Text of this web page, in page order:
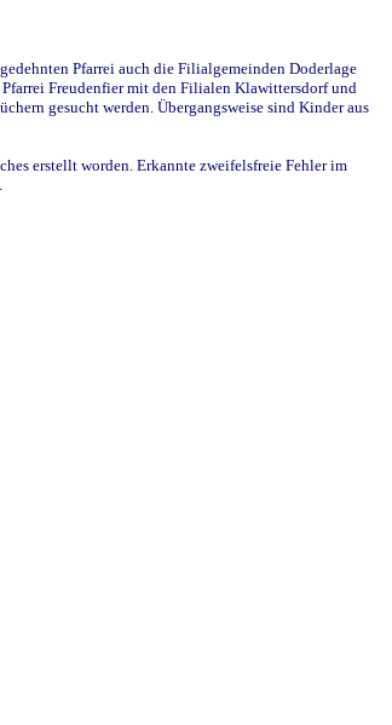
Pfarrei auch die Filialgemeinden Doderlage
Freudenfier mit den Filialen Klawittersdorf und
gesucht werden. Übergangsweise sind Kinder aus
erstellt worden. Erkannte zweifelsfreie Fehler im